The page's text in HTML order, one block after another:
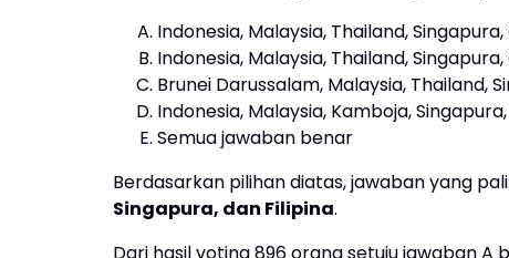
Indonesia, Malaysia, Thailand,
Indonesia, Malaysia, Thailand,
Brunei Darussalam, Malaysia, Thailand,
Indonesia, Malaysia, Kamboja,
Semua jawaban benar
Berdasarkan pilihan diatas, jawaban yang
Singapura, dan Filipina.
Dari hasil voting 896 orang setuju jawaban A